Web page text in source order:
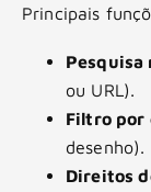
Principais
Pesquisa
ou URL).
Filtro por
desenho).
Direitos